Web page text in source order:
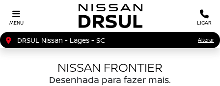
MENU LIGAR
DRSUL Nissan - Lages - SC Alterar
NISSAN FRONTIER
Desenhada para fazer mais.